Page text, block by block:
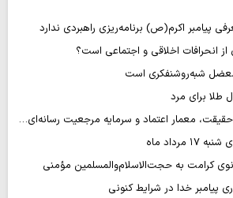
پیامبر اکرم(ص) برنامه‌ریزی راهبردی ندارد
از انحرافات اخلاقی و اجتماعی است؟
معضل شبه‌روشنفکری است
طلا برای مرد
حقیقت، معمار اعتماد و سرمایه مرجعیت رسانه‌ای…
ماه
کرامت به حجت‌الاسلام‌والمسلمین مؤمنی
پیامبر خدا در شرایط کنونی